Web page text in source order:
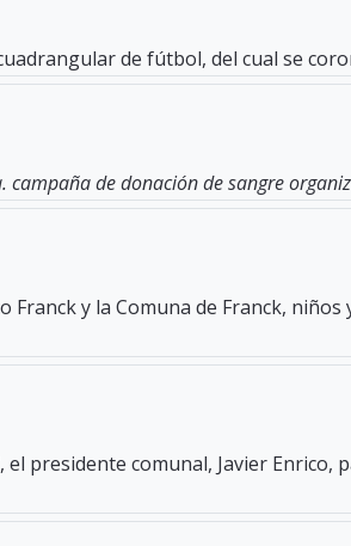
de fútbol, del cual se
de donación de sangre
y la Comuna de Franck, niños
presidente comunal, Javier